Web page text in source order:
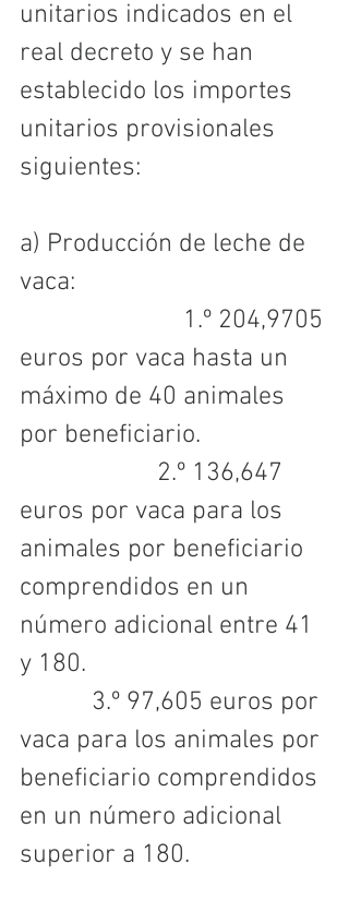
unitarios indicados en el
real decreto y se han
establecido los importes
unitarios provisionales
siguientes:
a) Producción de leche de
vaca:
euros por vaca hasta un
máximo de 40 animales
por beneficiario.
euros por vaca para los
animales por beneficiario
comprendidos en un
número adicional entre 41
y 180.
vaca para los animales por
beneficiario comprendidos
en un número adicional
superior a 180.